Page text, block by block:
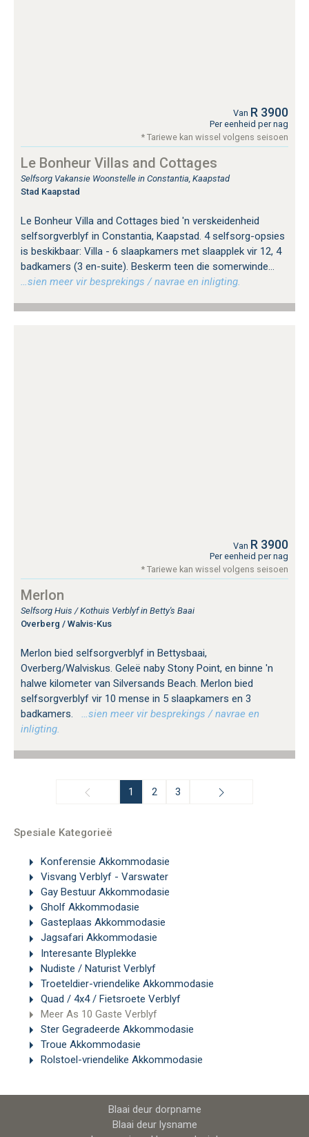
Van R 3900
Per eenheid per nag
* Tariewe kan wissel volgens seisoen
Le Bonheur Villas and Cottages
Selfsorg Vakansie Woonstelle in Constantia, Kaapstad
Stad Kaapstad
Le Bonheur Villa and Cottages bied 'n verskeidenheid
selfsorgverblyf in Constantia, Kaapstad. 4 selfsorg-opsies
is beskikbaar: Villa - 6 slaapkamers met slaapplek vir 12, 4
badkamers (3 en-suite). Beskerm teen die somerwinde...
…sien meer vir besprekings / navrae en inligting.
Van R 3900
Per eenheid per nag
* Tariewe kan wissel volgens seisoen
Merlon
Selfsorg Huis / Kothuis Verblyf in Betty's Baai
Overberg / Walvis-Kus
Merlon bied selfsorgverblyf in Bettysbaai,
Overberg/Walviskus. Geleë naby Stony Point, en binne 'n
halwe kilometer van Silversands Beach. Merlon bied
selfsorgverblyf vir 10 mense in 5 slaapkamers en 3
badkamers.
…sien meer vir besprekings / navrae en
inligting.
1 2 3
Spesiale Kategorieë
Konferensie Akkommodasie
Visvang Verblyf - Varswater
Gay Bestuur Akkommodasie
Gholf Akkommodasie
Gasteplaas Akkommodasie
Jagsafari Akkommodasie
Interesante Blyplekke
Nudiste / Naturist Verblyf
Troeteldier-vriendelike Akkommodasie
Quad / 4x4 / Fietsroete Verblyf
Meer As 10 Gaste Verblyf
Ster Gegradeerde Akkommodasie
Troue Akkommodasie
Rolstoel-vriendelike Akkommodasie
Blaai deur dorpname
Blaai deur lysname